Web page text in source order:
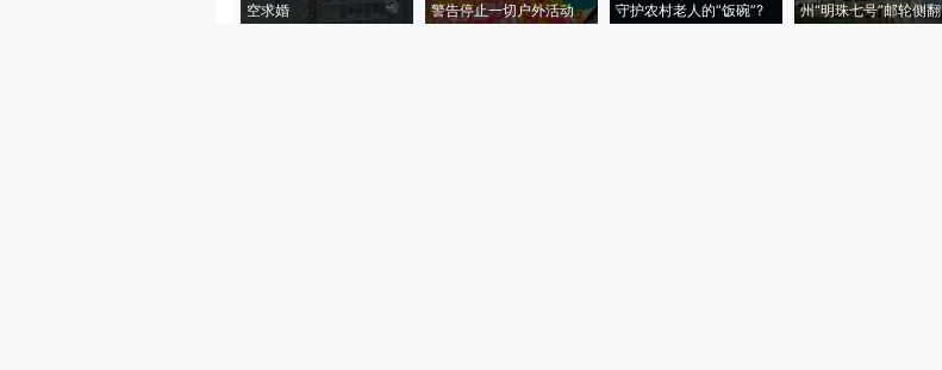
空求婚
警告停止一切户外活动
守护农村老人的“饭碗”?
州“明珠七号”邮轮侧翻